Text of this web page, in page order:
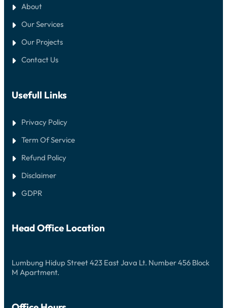
About
Our Services
Our Projects
Contact Us
Usefull Links
Privacy Policy
Term Of Service
Refund Policy
Disclaimer
GDPR
Head Office Location
Lumbung Hidup Street 423 East Java Lt. Number 456 Block
M Apartment.